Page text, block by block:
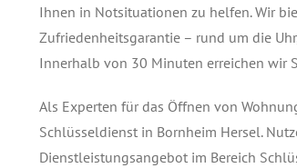
Ihnen in Notsituationen zu helfen. Wir
Zufriedenheitsgarantie – rund um die
Innerhalb von 30 Minuten erreichen wir
Als Experten für das Öffnen von
Schlüsseldienst in Bornheim Hersel.
Dienstleistungsangebot im Bereich